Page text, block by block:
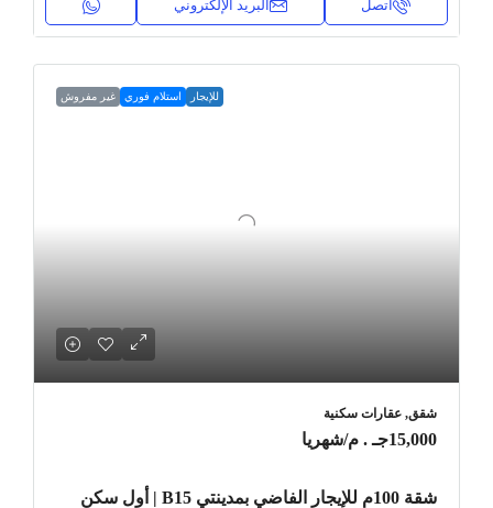
اتصل البريد الإلكتروني
للإيجار استلام فوري غير مفروش
شقق, عقارات سكنية
15,000جـ . م /شهريا
شقة 100م للإيجار الفاضي بمدينتي B15 | أول سكن